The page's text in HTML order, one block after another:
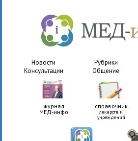
Новости Рубрики
Консультации
Общение
журнал
МЕД-инфо
справочник
лекарств и
учреждений